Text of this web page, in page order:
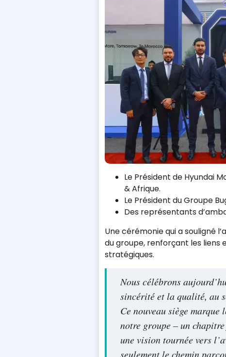
Le Président de Hyundai
& Afrique.
Le Président du Groupe
Des représentants
Une cérémonie qui a souligné
du groupe, renforçant les
stratégiques.
Nous célébrons
sincérité et la qualité, au
Ce nouveau siège
notre groupe – un
une vision tournée vers
seulement le chemin